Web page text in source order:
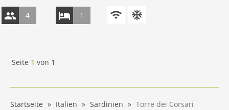
4 1
Seite 1 von 1
Startseite Italien Sardinien Torre dei Corsari